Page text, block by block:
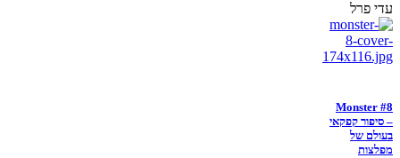
עדי פרל
Monster #8
– סיפור קפקאי
בעולם של
מפלצות